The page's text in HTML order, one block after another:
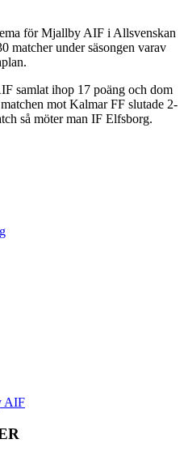
förMjallby AIF i Allsvenskan
matcher under säsongen varav
samlat ihop 17 poäng och dom
matchen mot Kalmar FF slutade 2-
så möter man IF Elfsborg.
AIF